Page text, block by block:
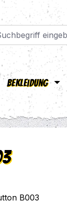
Bekleidung